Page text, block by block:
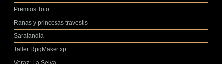
Premios Toto
Ranas y princesas travestis
Saralandia
Taller RpgMaker xp
Voraz: La Selva